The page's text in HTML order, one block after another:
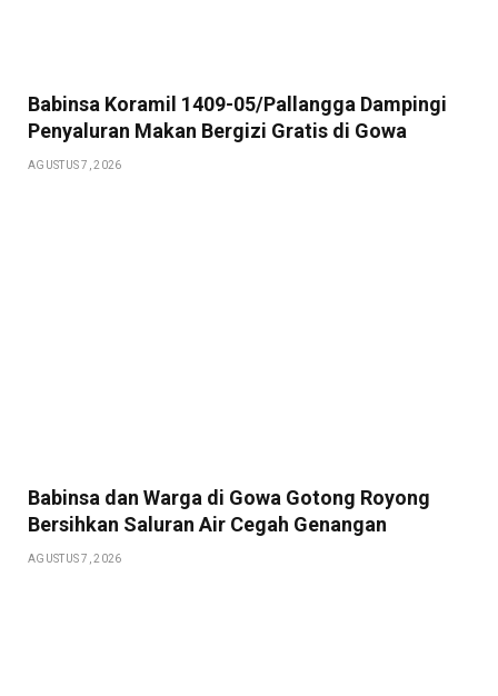
Babinsa Koramil 1409-05/Pallangga Dampingi
Penyaluran Makan Bergizi Gratis di Gowa
AGUSTUS 7, 2026
Babinsa dan Warga di Gowa Gotong Royong
Bersihkan Saluran Air Cegah Genangan
AGUSTUS 7, 2026